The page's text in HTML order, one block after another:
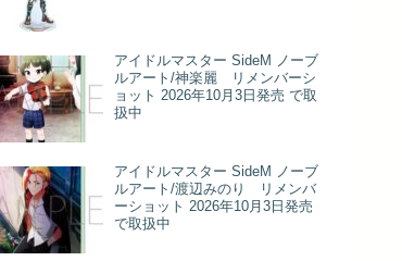
アイドルマスター SideM ノーブ
ルアート/神楽麗 リメンバーシ
ョット 2026年10月3日発売 で取
扱中
アイドルマスター SideM ノーブ
ルアート/渡辺みのり リメンバ
ーショット 2026年10月3日発売
で取扱中